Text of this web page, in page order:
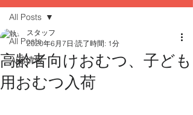
All Posts
入荷情報
All Posts
高齢者向けおむつ、子ども
用おむつ入荷
スタッフ
2020年6月7日 読了時間: 1分